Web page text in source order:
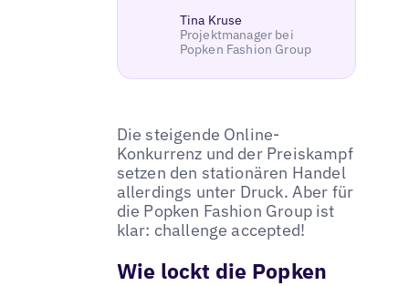
Tina Kruse
Projektmanager bei
Popken Fashion Group
Die steigende Online-
Konkurrenz und der Preiskampf
setzen den stationären Handel
allerdings unter Druck. Aber für
die Popken Fashion Group ist
klar: challenge accepted!
Wie lockt die Popken